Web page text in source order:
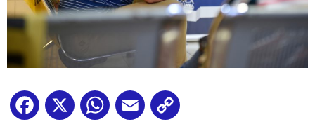
Facebook
X WhatsApp
Email